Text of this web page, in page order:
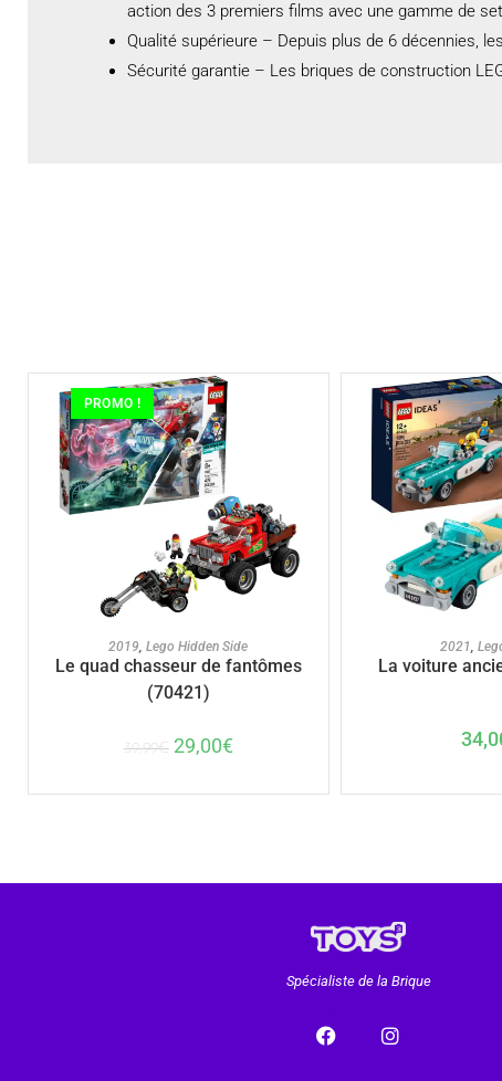
action des 3 premiers films avec une gamme de
Qualité supérieure – Depuis plus de 6 décennies,
Sécurité garantie – Les briques de construction
PROMO !
AJOUTER AU PANIER
2019,Lego Hidden Side
Le quad chasseur de fantômes
(70421)
39,99€ 29,00€
AJOUTER
2021,
La voiture
Spécialiste de la Brique